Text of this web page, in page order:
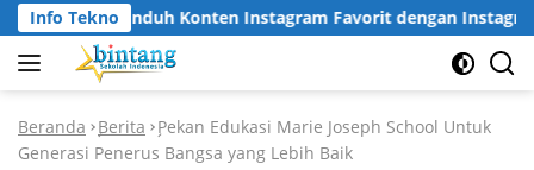
Langsung
ke
konten
Info Tekno
Cara Unduh Konten Instagram Favorit dengan Instagram
Beranda -Berita -Pekan Edukasi Marie Joseph School Untuk
Generasi Penerus Bangsa yang Lebih Baik